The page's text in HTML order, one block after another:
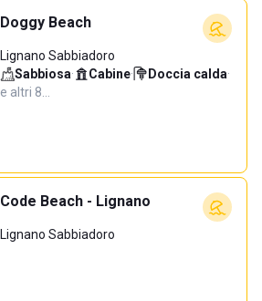
Doggy Beach
Lignano Sabbiadoro
Sabbiosa· Cabine· Doccia calda·
e altri 8…
Code Beach - Lignano
Lignano Sabbiadoro